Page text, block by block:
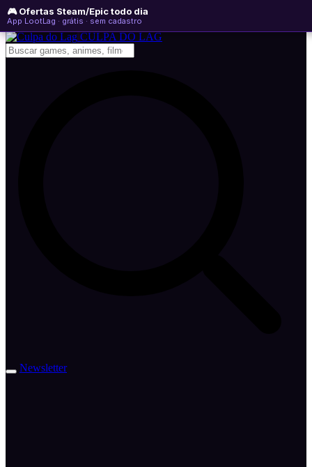
🎮 Ofertas Steam/Epic todo dia
App LootLag · grátis · sem cadastro
segunda-feira, 10 de agosto de 2026
Newsletter
CULPA DO LAG
Newsletter